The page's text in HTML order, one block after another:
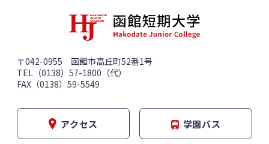
〒042-0955 函館市高丘町52番1号
TEL（0138）57-1800（代）
FAX（0138）59-5549
アクセス 学園バス